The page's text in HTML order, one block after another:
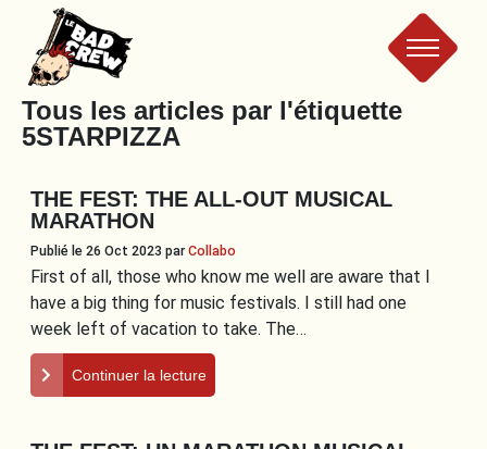
Le
Bad
Crew
Tous les articles par l'étiquette
5STARPIZZA
THE FEST: THE ALL-OUT MUSICAL
MARATHON
Publié le 26 Oct 2023 parCollabo
First of all, those who know me well are aware that I
have a big thing for music festivals. I still had one
week left of vacation to take. The…
Continuer la lecture